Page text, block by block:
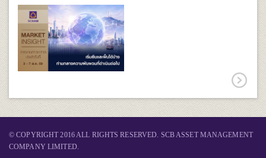
© COPYRIGHT 2016 ALL RIGHTS RESERVED. SCB ASSET MANAGEMENT
COMPANY LIMITED.